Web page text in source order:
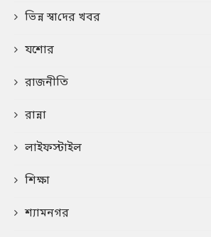
ভিন্ন স্বা‌দের খবর
যশোর
রাজনীতি
রান্না
লাইফস্টাইল
শিক্ষা
শ্যামনগর